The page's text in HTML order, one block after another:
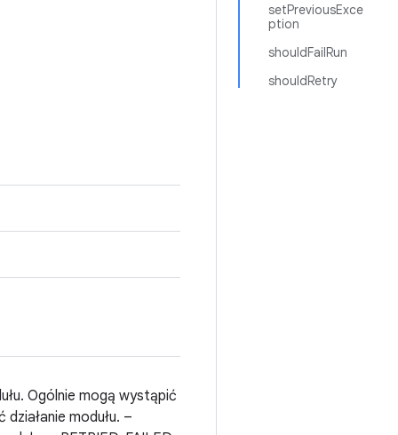
setPreviousExce
ption
shouldFailRun
shouldRetry
Ogólnie mogą wystąpić
modułu. –